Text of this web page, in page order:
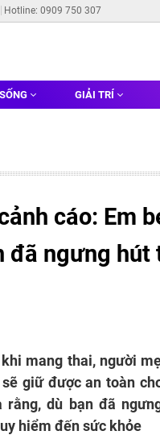
Hotline: 0909 750 307
GIẢI TRÍ
cáo: Em
đã ngưng
mang thai, người
giữ được an toàn
dù bạn đã
hiểm đến sức khỏe